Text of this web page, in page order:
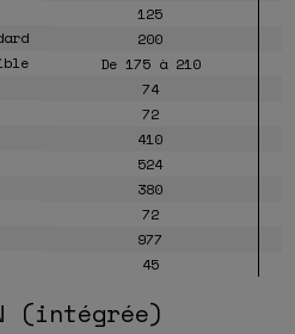
125
200
De 175 à 210
74
72
410
524
380
72
977
45
(intégrée)